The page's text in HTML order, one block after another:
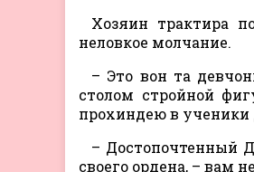
Хозяин трактира
неловкое молчание.
– Это вон та
столом стройной
прохиндею в ученики
– Достопочтенный
своего ордена, – вам